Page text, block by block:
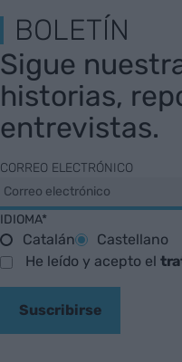
BOLETÍN
Sigue
historias,
entrevistas.
CORREO ELECTRÓNICO
IDIOMA*
Catalán
Castellano
He leído y acepto el
Suscribirse